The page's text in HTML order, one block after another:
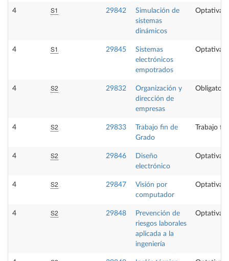
4 S1 29842
Simulación de
sistemas
dinámicos
Optativa
4 S1 29845
Sistemas
electrónicos
empotrados
Optativa
4 S2 29832
Organización y
dirección de
empresas
Obligatoria
4 S2 29833
Trabajo fin de
Grado
Trabajo
4 S2 29846
Diseño
electrónico
Optativa
4 S2 29847
Visión por
computador
Optativa
4 S2 29848
Prevención de
riesgos laborales
aplicada a la
ingeniería
Optativa